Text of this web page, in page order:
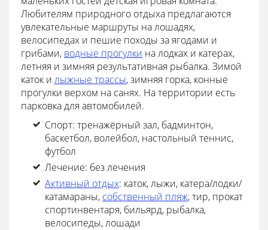
Любителям природного отдыха предлагаются
увлекательные маршруты на лошадях,
велосипедах и пешие походы за ягодами и
грибами, водные прогулки на лодках и катерах,
летняя и зимняя результативная рыбалка. Зимой
каток и лыжные трассы, зимняя горка, конные
прогулки верхом на санях. На территории есть
парковка для автомобилей.
Спорт: тренажёрный зал, бадминтон,
баскетбол, волейбол, настольный теннис,
футбол
Лечение: без лечения
Активный отдых: каток, лыжи, катера/лодки/
катамараны, собственный пляж, тир, прокат
спортинвентаря, бильярд, рыбалка,
велосипеды, лошади